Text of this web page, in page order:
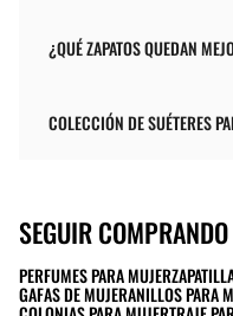
¿QUÉ ZAPATOS QUEDAN
COLECCIÓN DE SUÉTERES
SEGUIR COMPRANDO
PERFUMES PARA MUJER
GAFAS DE MUJERANILLOS PARA